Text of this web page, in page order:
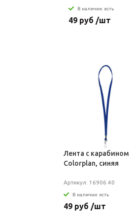
В наличии: есть
49 руб /шт
Лента с карабином
Colorplan, синяя
Артикул: 16906.40
В наличии: есть
49 руб /шт